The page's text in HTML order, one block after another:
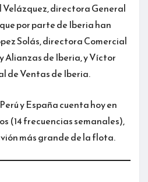
Velázquez, directora General
por parte de Iberia han
Solás, directora Comercial
Alianzas de Iberia, y Víctor
de Ventas de Iberia.
y España cuenta hoy en
(14 frecuencias semanales),
más grande de la flota.